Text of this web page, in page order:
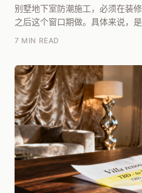
别墅地下室防潮施工，必须在装
之后这个窗口期做。具体来说，
7 MIN READ